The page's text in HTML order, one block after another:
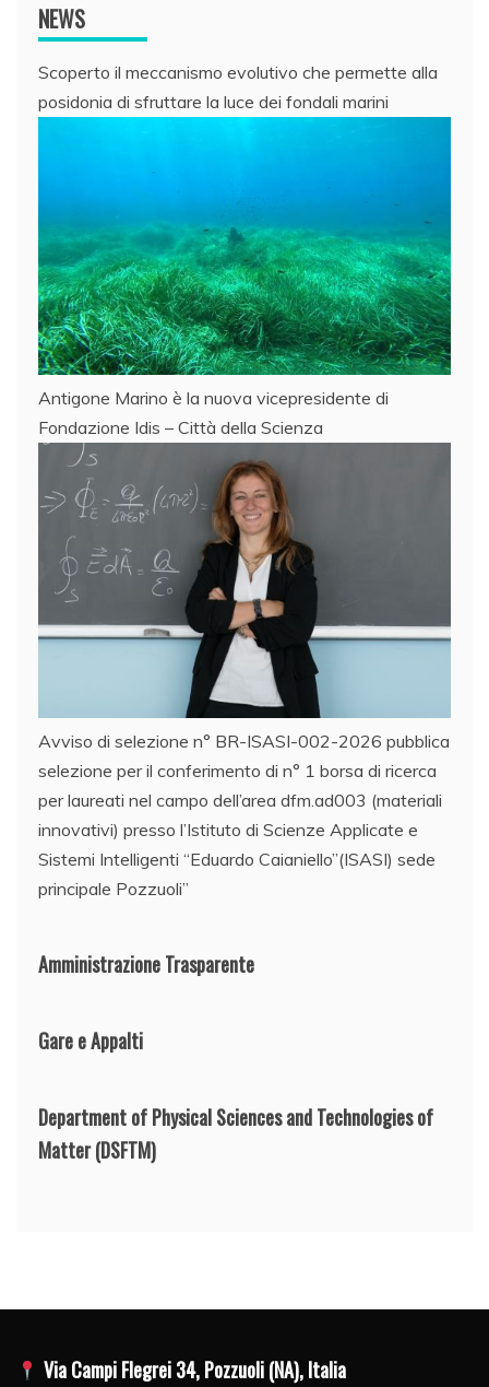
NEWS
Scoperto il meccanismo evolutivo che permette alla
posidonia di sfruttare la luce dei fondali marini
Antigone Marino è la nuova vicepresidente di
Fondazione Idis – Città della Scienza
Avviso di selezione n° BR-ISASI-002-2026 pubblica
selezione per il conferimento di n° 1 borsa di ricerca
per laureati nel campo dell’area dfm.ad003 (materiali
innovativi) presso l’Istituto di Scienze Applicate e
Sistemi Intelligenti “Eduardo Caianiello”(ISASI) sede
principale Pozzuoli”
Amministrazione Trasparente
Gare e Appalti
Department of Physical Sciences and Technologies of
Matter(DSFTM)
Via Campi Flegrei 34, Pozzuoli (NA), Italia